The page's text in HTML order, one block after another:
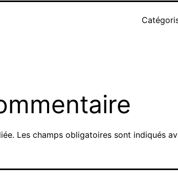
Les champs obligatoires sont indiqués